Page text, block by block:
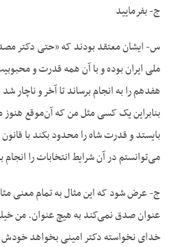
ج- بفرمایید
س- ایشان معتقد بودند که «حتی دکتر
ملی ایران بوده و با آن همه قدرت و
هفدهم را به انجام برساند تا آخر و ناچار
بنابراین یک کسی مثل من که آن‌موقع
بایستد و قدرت شاه را محدود بکند با
می‌توانستم در آن شرایط انتخابات را
ج- عرض شود که این مثال به تمام معنی
عنوان صدق نمی‌کند به هیچ عنوان. من
خدای نخواسته دکتر امینی بخواهد خودش